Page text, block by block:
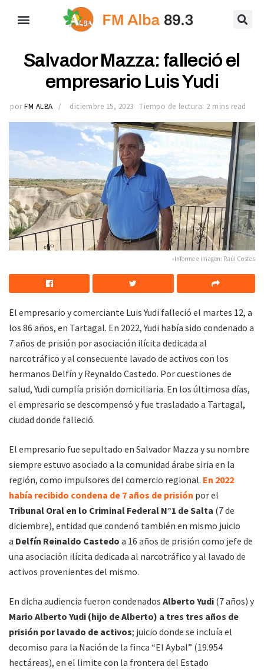
Salvador Mazza: falleció el
empresario Luis Yudi
por FM ALBA diciembre 15, 2023 Tiempo de lectura: 2 mins read
»Informe e imagen: Raúl Costes
El empresario y comerciante Luis Yudi falleció el martes 12, a
los 86 años, en Tartagal. En 2022, Yudi había sido condenado a
7 años de prisión por asociación ilícita dedicada al
narcotráfico y al consecuente lavado de activos con los
hermanos Delfín y Reynaldo Castedo. Por cuestiones de
salud, Yudi cumplía prisión domiciliaria. En los últimosa días,
el empresario se descompensó y fue trasladado a Tartagal,
ciudad donde falleció.
El empresario fue sepultado en Salvador Mazza y su nombre
siempre estuvo asociado a la comunidad árabe siria en la
región, como impulsores del comercio regional. En 2022
había recibido condena de 7 años de prisión por el
Tribunal Oral en lo Criminal Federal N°1 de Salta (7 de
diciembre), entidad que condenó también en mismo juicio
a Delfín Reinaldo Castedo a 16 años de prisión como jefe de
una asociación ilícita dedicada al narcotráfico y al lavado de
activos provenientes del mismo.
En dicha audiencia fueron condenados Alberto Yudi (7 años) y
Mario Alberto Yudi (hijo de Alberto) a tres tres años de
prisión por lavado de activos; juicio donde se incluía el
decomiso para la Nación de la finca “El Aybal” (19.954
hectáreas), en el limite con la frontera del Estado